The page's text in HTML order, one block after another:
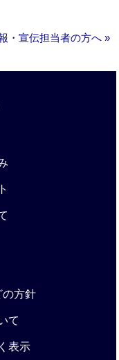
・宣伝担当者の方へ »
の方針
て
表示